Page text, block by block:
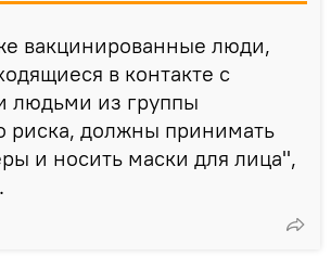
вакцинированные люди,
в контакте с
людьми из группы
риска, должны принимать
и носить маски для лица",